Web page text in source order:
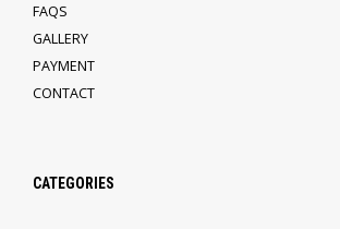
FAQS
GALLERY
PAYMENT
CONTACT
CATEGORIES